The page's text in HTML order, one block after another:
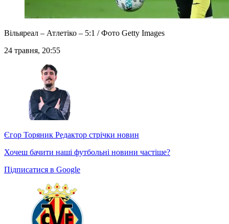
Вільяреал – Атлетіко – 5:1 / Фото Getty Images
24 травня, 20:55
Єгор Торяник Редактор стрічки новин
Хочеш бачити наші футбольні новини частіше?
Підписатися в Google